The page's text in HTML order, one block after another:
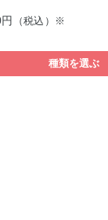
（税込）※
種類を選ぶ